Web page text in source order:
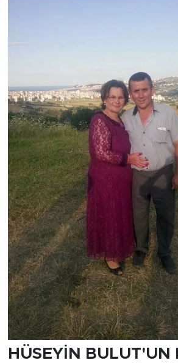
HÜSEYİN BULUT'UN